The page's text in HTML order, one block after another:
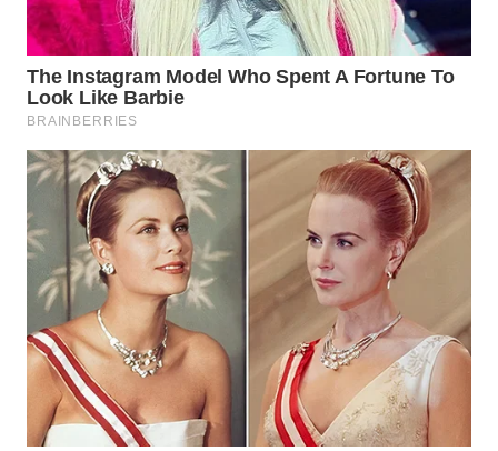
KALTIM
WN
SULSEL
WN
GORONTALO
SULUT
WN
MALUKU
WN
MALUT